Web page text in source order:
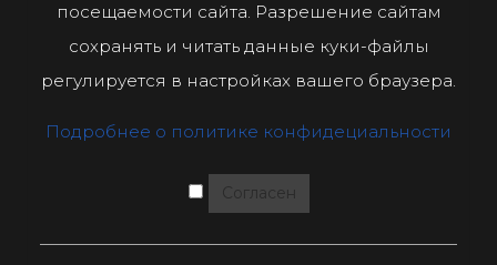
посещаемости сайта. Разрешение сайтам
сохранять и читать данные куки-файлы
регулируется в настройках вашего браузера.
Подробнее о политике конфидециальности
Согласен